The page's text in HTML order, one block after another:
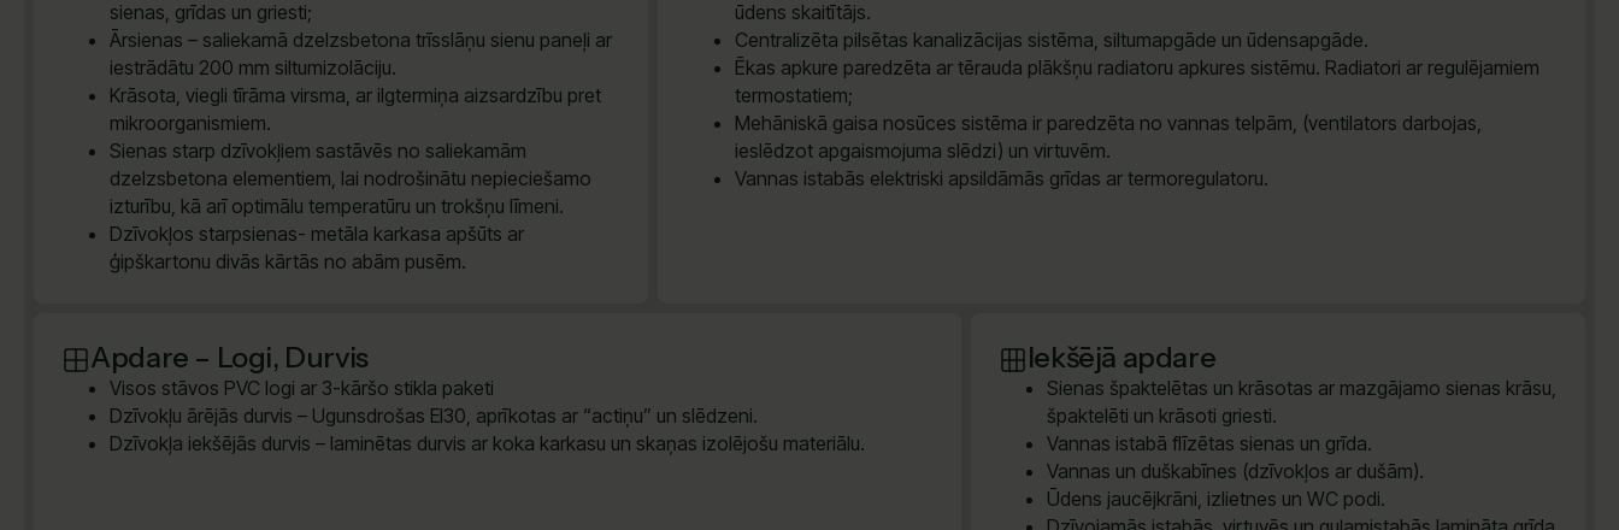
sienas, grīdas un griesti;
Ārsienas – saliekamā dzelzsbetona trīsslāņu sienu paneļi ar
iestrādātu 200 mm siltumizolāciju.
Krāsota, viegli tīrāma virsma, ar ilgtermiņa aizsardzību pret
mikroorganismiem.
Sienas starp dzīvokļiem sastāvēs no saliekamām
dzelzsbetona elementiem, lai nodrošinātu nepieciešamo
izturību, kā arī optimālu temperatūru un trokšņu līmeni.
Dzīvokļos starpsienas- metāla karkasa apšūts ar
ģipškartonu divās kārtās no abām pusēm.
ūdens skaitītājs.
Centralizēta pilsētas kanalizācijas sistēma, siltumapgāde un ūdensapgāde.
Ēkas apkure paredzēta ar tērauda plākšņu radiatoru apkures sistēmu. Radiatori ar regulējamiem
termostatiem;
Mehāniskā gaisa nosūces sistēma ir paredzēta no vannas telpām, (ventilators darbojas,
ieslēdzot apgaismojuma slēdzi) un virtuvēm.
Vannas istabās elektriski apsildāmās grīdas ar termoregulatoru.
Apdare – Logi, Durvis
Visos stāvos PVC logi ar 3-kāršo stikla paketi
Dzīvokļu ārējās durvis – Ugunsdrošas EI30, aprīkotas ar “actiņu” un slēdzeni.
Dzīvokļa iekšējās durvis – laminētas durvis ar koka karkasu un skaņas izolējošu materiālu.
Iekšējā apdare
Sienas špaktelētas un krāsotas ar mazgājamo sienas krāsu,
špaktelēti un krāsoti griesti.
Vannas istabā flīzētas sienas un grīda.
Vannas un duškabīnes (dzīvokļos ar dušām).
Ūdens jaucējkrāni, izlietnes un WC podi.